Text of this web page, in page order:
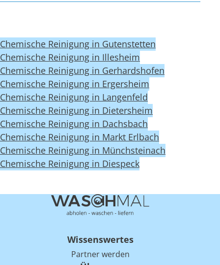
Chemische Reinigung in Gutenstetten
Chemische Reinigung in Illesheim
Chemische Reinigung in Gerhardshofen
Chemische Reinigung in Ergersheim
Chemische Reinigung in Langenfeld
Chemische Reinigung in Dietersheim
Chemische Reinigung in Dachsbach
Chemische Reinigung in Markt Erlbach
Chemische Reinigung in Münchsteinach
Chemische Reinigung in Diespeck
Wissenswertes
Partner werden